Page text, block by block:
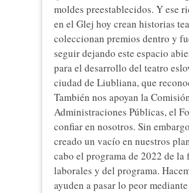
moldes preestablecidos. Y ese
en el Glej hoy crean historias
coleccionan premios dentro y
seguir dejando este espacio
para el desarrollo del teatro
ciudad de Liubliana, que
También nos apoyan la
Administraciones Públicas, el
confiar en nosotros. Sin
creado un vacío en nuestros
cabo el programa de 2022 de
laborales y del programa.
ayuden a pasar lo peor